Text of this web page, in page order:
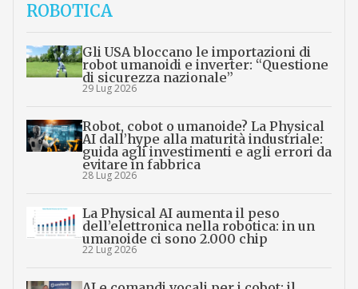
ROBOTICA
Gli USA bloccano le importazioni di
robot umanoidi e inverter: “Questione
di sicurezza nazionale”
29 Lug 2026
Robot, cobot o umanoide? La Physical
AI dall’hype alla maturità industriale:
guida agli investimenti e agli errori da
evitare in fabbrica
28 Lug 2026
La Physical AI aumenta il peso
dell’elettronica nella robotica: in un
umanoide ci sono 2.000 chip
22 Lug 2026